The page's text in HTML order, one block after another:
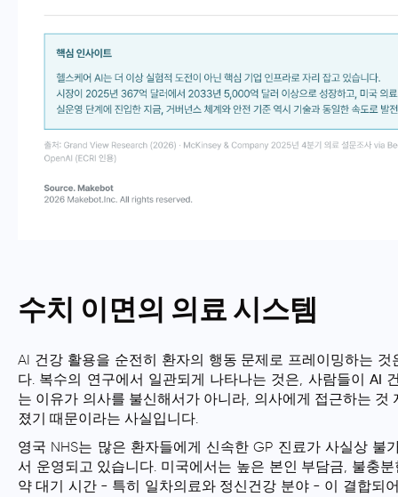
수치 이면의 의료 시스템
AI 건강 활용을 순전히 환자의 행동 문제로 프레이밍하는 것
다. 복수의 연구에서 일관되게 나타나는 것은, 사람들이 AI
는 이유가 의사를 불신해서가 아니라, 의사에게 접근하는 것
졌기 때문이라는 사실입니다.
영국 NHS는 많은 환자들에게 신속한 GP 진료가 사실상 불
서 운영되고 있습니다. 미국에서는 높은 본인 부담금, 불충
약 대기 시간 - 특히 일차의료와 정신건강 분야 - 이 결합되